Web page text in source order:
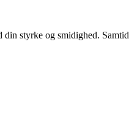
styrke og smidighed.